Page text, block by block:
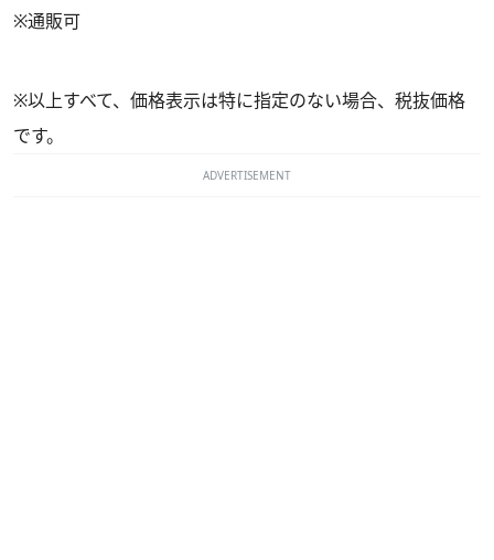
※通販可
※以上すべて、価格表示は特に指定のない場合、税抜価格
です。
ADVERTISEMENT